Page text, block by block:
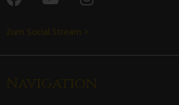
Zum Social Stream >
Navigation